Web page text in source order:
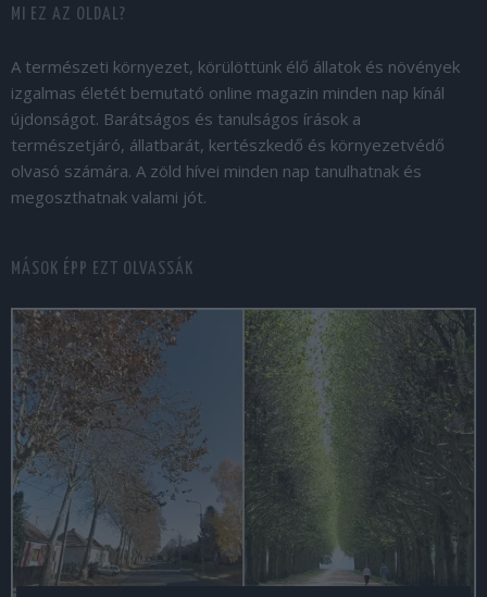
MI EZ AZ OLDAL?
A természeti környezet, körülöttünk élő állatok és növények
izgalmas életét bemutató online magazin minden nap kínál
újdonságot. Barátságos és tanulságos írások a
természetjáró, állatbarát, kertészkedő és környezetvédő
olvasó számára. A zöld hívei minden nap tanulhatnak és
megoszthatnak valami jót.
MÁSOK ÉPP EZT OLVASSÁK